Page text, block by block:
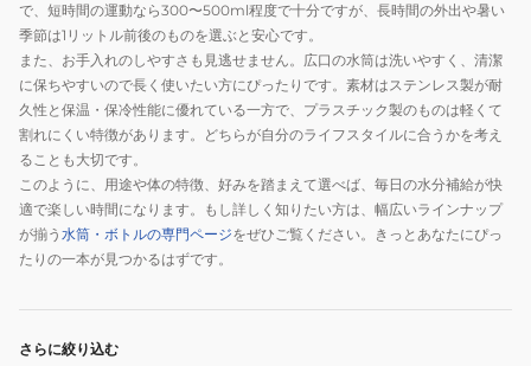
で、短時間の運動なら300〜500ml程度で十分ですが、長時間の外出や暑い
季節は1リットル前後のものを選ぶと安心です。
また、お手入れのしやすさも見逃せません。広口の水筒は洗いやすく、清潔
に保ちやすいので長く使いたい方にぴったりです。素材はステンレス製が耐
久性と保温・保冷性能に優れている一方で、プラスチック製のものは軽くて
割れにくい特徴があります。どちらが自分のライフスタイルに合うかを考え
ることも大切です。
このように、用途や体の特徴、好みを踏まえて選べば、毎日の水分補給が快
適で楽しい時間になります。もし詳しく知りたい方は、幅広いラインナップ
が揃う 水筒・ボトルの専門ページをぜひご覧ください。きっとあなたにぴっ
たりの一本が見つかるはずです。
さらに絞り込む